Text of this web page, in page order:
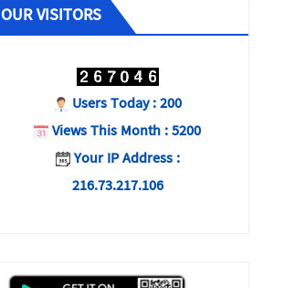
OUR VISITORS
Users Today : 200
Views This Month : 5200
Your IP Address :
216.73.217.106